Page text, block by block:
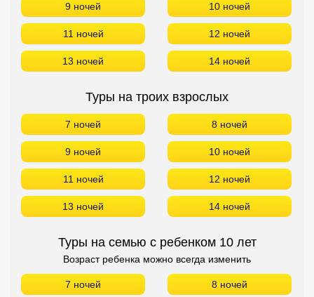
9 ночей 10 ночей
11 ночей 12 ночей
13 ночей 14 ночей
Туры на троих взрослых
7 ночей 8 ночей
9 ночей 10 ночей
11 ночей 12 ночей
13 ночей 14 ночей
Туры на семью с ребенком 10 лет
Возраст ребенка можно всегда изменить
7 ночей 8 ночей
Лучшие отели 4* звезды
Недорогие отели 4*
Недорогие отели 3*
звезды
Сетевые отели Турции
Сетевые отели Египта
Сетевые отели ОАЭ
Сетевые отели Таиланда
Сетевые отели Шри Ланки